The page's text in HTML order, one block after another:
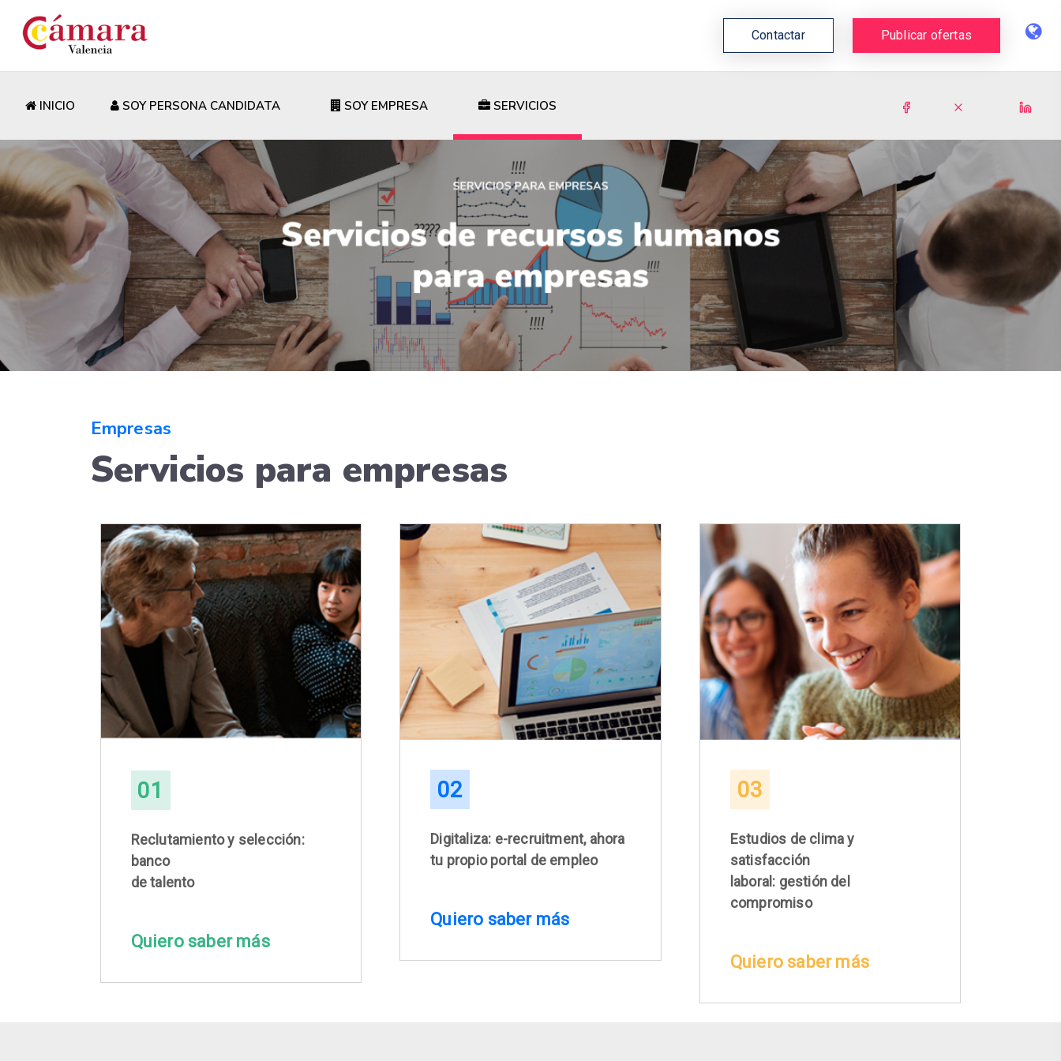
Contactar Publicar ofertas
INICIO SOY PERSONA CANDIDATA SOY EMPRESA SERVICIOS
Empresas
Servicios para empresas
01
Reclutamiento y selección:
banco
de talento
Quiero saber más
02
Digitaliza: e-recruitment, ahora
tu propio portal de empleo
Quiero saber más
03
Estudios de clima y
satisfacción
laboral: gestión del
compromiso
Quiero saber más